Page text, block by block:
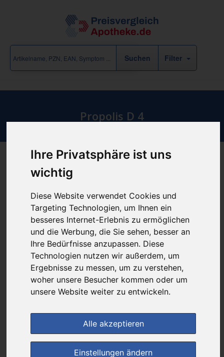
Ihre Privatsphäre ist uns
wichtig
Diese Website verwendet Cookies und
Targeting Technologien, um Ihnen ein
besseres Internet-Erlebnis zu ermöglichen
und die Werbung, die Sie sehen, besser an
Ihre Bedürfnisse anzupassen. Diese
Technologien nutzen wir außerdem, um
Ergebnisse zu messen, um zu verstehen,
woher unsere Besucher kommen oder um
unsere Website weiter zu entwickeln.
Alle akzeptieren
Einstellungen ändern
Filter
Propolis D 4
Produkt empfehlen
Kein Preis bekannt
Das gewünschte Produkt ist derzeit bei keinem unserer Partner
(0) Jetzt bewerten!
Preisalarm